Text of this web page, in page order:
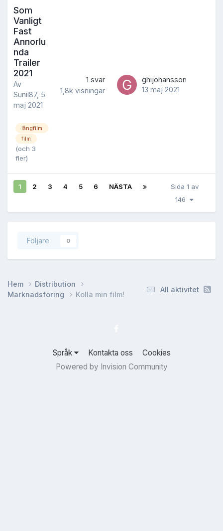
Som
Vanligt
Fast
Annorlu
nda
Trailer
2021
Av
Sunil87, 5
maj 2021
långfilm
film
(och 3
fler)
1 svar
1,8k visningar
ghijohansson
13 maj 2021
1 2 3 4 5 6 NÄSTA
Sida 1 av
146
Följare 0
All aktivitet
Hem
Distribution
Marknadsföring
Kolla min film!
Språk Kontakta oss
Cookies
Powered by Invision Community